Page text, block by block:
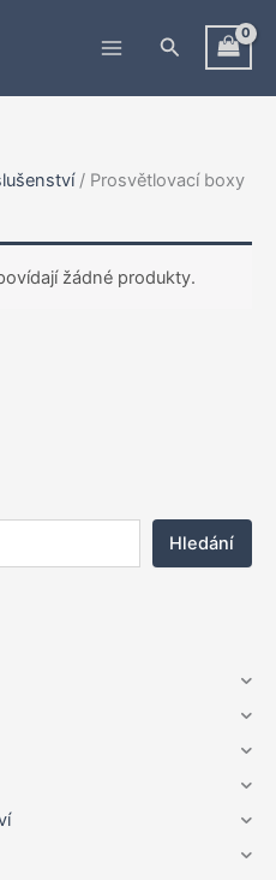
Hledat
Hledání
/ Prosvětlovací boxy
žádné produkty.